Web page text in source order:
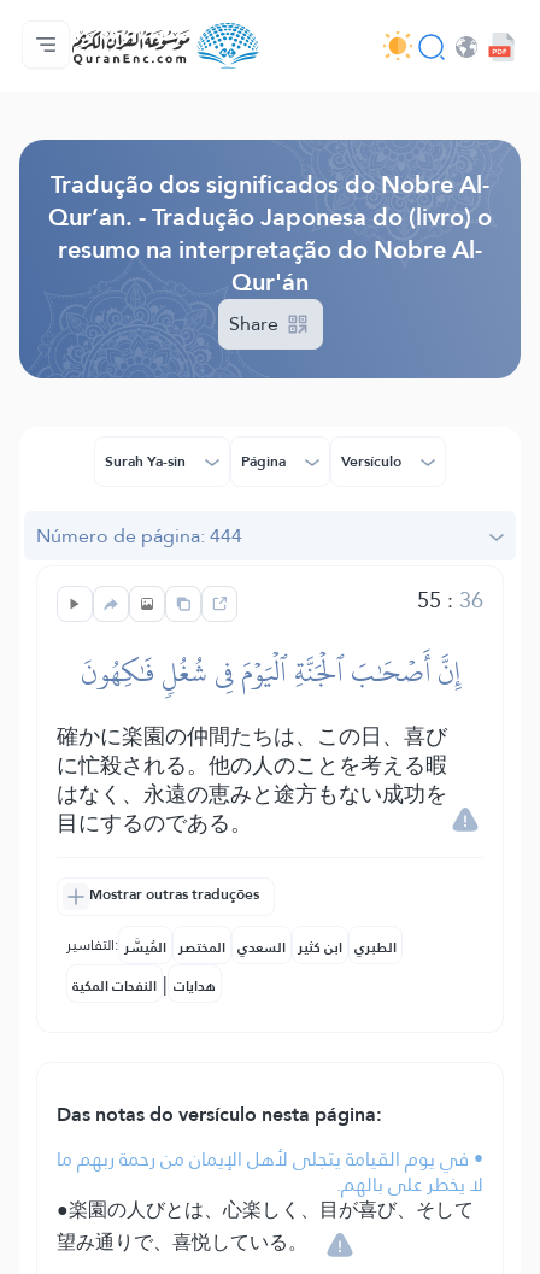
Página inicial
Índice de tradução
Audio
Serviços para desenvolvedores - API
Acerca do projeto
Contacta-nos
Idioma
Tradução dos significados do Nobre Al-
Qur’an. - Tradução Japonesa do (livro) o
resumo na interpretação do Nobre Al-
Qur'án
Share
Surah Ya-sin Página Versículo
Número de página: 444
55 : 36
إِنَّ أَصۡحَٰبَ ٱلۡجَنَّةِ ٱلۡيَوۡمَ فِي شُغُلٖ فَٰكِهُونَ
確かに楽園の仲間たちは、この日、喜び
に忙殺される。他の人のことを考える暇
はなく、永遠の恵みと途方もない成功を
目にするのである。
Mostrar outras traduções
التفاسير: المُيسَّر المختصر السعدي ابن كثير الطبري
النفحات المكية | هدايات
Das notas do versículo nesta página:
• في يوم القيامة يتجلى لأهل الإيمان من رحمة ربهم ما
لا يخطر على بالهم.
●楽園の人びとは、心楽しく、目が喜び、そして
望み通りで、喜悦している。